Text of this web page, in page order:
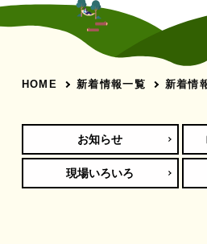
HOME 新着情報一覧 新着情
お知らせ
現場いろいろ